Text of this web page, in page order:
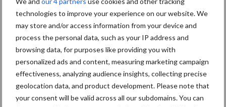
technologies to improve your experience on our website. We
may store and/or access information from your device and
process the personal data, such as your IP address and
browsing data, for purposes like providing you with
personalized ads and content, measuring marketing campaign
effectiveness, analyzing audience insights, collecting precise
geolocation data, and product development. Please note that
your consent will be valid across all our subdomains. You can
Primaire
Sidebar
Recent nieuws Partner nieuws
Hervorming flexibele
arbeidscontracten kent mitsen en
maren